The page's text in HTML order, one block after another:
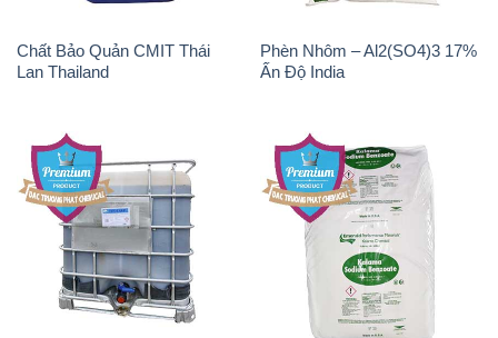
Chất Bảo Quản CMIT Thái
Lan Thailand
Phèn Nhôm – Al2(SO4)3 17%
Ấn Độ India